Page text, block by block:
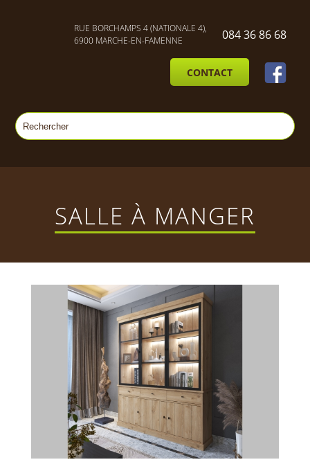
RUE BORCHAMPS 4 (NATIONALE 4),
6900 MARCHE-EN-FAMENNE
084 36 86 68
CONTACT
SALLE À MANGER